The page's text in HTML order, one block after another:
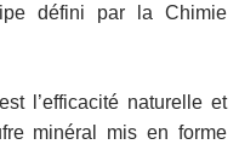
défini par la Chimie
l’efficacité naturelle et
minéral mis en forme